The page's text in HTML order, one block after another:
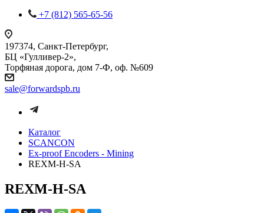
+7 (812) 565-65-56
197374, Санкт-Петербург,
БЦ «Гулливер-2»,
Торфяная дорога, дом 7-Ф, оф. №609
sale@forwardspb.ru
Каталог
SCANCON
Ex-proof Encoders - Mining
REXM-H-SA
REXM-H-SA